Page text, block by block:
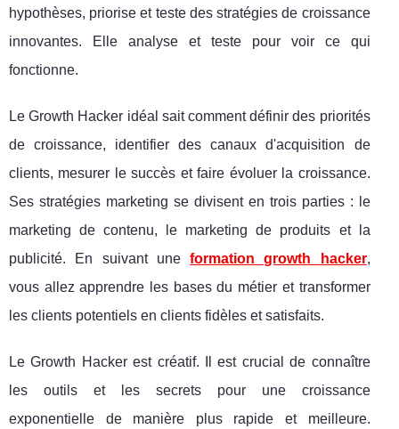
hypothèses, priorise et teste des stratégies de croissance
innovantes. Elle analyse et teste pour voir ce qui
fonctionne.
Le Growth Hacker idéal sait comment définir des priorités
de croissance, identifier des canaux d'acquisition de
clients, mesurer le succès et faire évoluer la croissance.
Ses stratégies marketing se divisent en trois parties : le
marketing de contenu, le marketing de produits et la
publicité. En suivant uneformation growth hacker,
vous allez apprendre les bases du métier et transformer
les clients potentiels en clients fidèles et satisfaits.
Le Growth Hacker est créatif. Il est crucial de connaître
les outils et les secrets pour une croissance
exponentielle de manière plus rapide et meilleure.